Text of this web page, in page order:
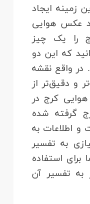
زمینه ایجاد
عکس هوایی
را یک چیز
که این دو
در واقع نقشه
و دقیق‌تر از
کرج در
گرفته شده
اطلاعات به
به تفسیر
برای استفاده
تفسیر آن